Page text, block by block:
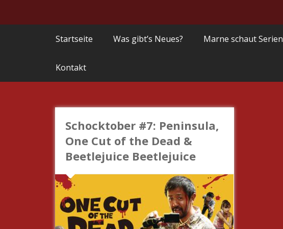
Startseite Was gibt’s Neues? Marne schaut Serien
Kontakt
Schocktober #7: Peninsula,
One Cut of the Dead &
Beetlejuice Beetlejuice